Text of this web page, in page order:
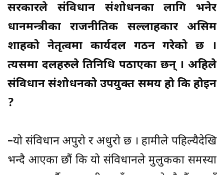
सरकारले संविधान संशोधनका लागि भनेर
प्रधानमन्त्रीका राजनीतिक सल्लाहकार असिम
शाहको नेतृत्वमा कार्यदल गठन गरेको छ ।
त्यसमा दलहरुले प्रतिनिधि पठाएका छन् । अहिले
संविधान संशोधनको उपयुक्त समय हो कि होइन
?
–यो संविधान अपुरो र अधुरो छ । हामीले पहिल्यैदेखि
भन्दै आएका छौं कि यो संविधानले मुलुकका समस्या